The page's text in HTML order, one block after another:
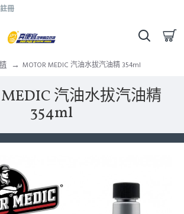
冊
MOTOR MEDIC 汽油水拔汽油精 354ml
汽油水拔汽油精
354ml